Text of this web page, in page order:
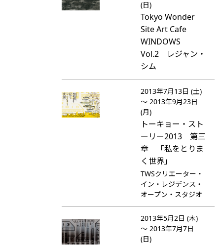
(日)
Tokyo Wonder
Site Art Cafe
WINDOWS
Vol.2 レジャン・
シム
2013年7月13日 (土)
～ 2013年9月23日
(月)
トーキョー・スト
ーリー2013 第三
章 「私をとりま
く世界」
TWSクリエーター・
イン・レジデンス・
オープン・スタジオ
2013年5月2日 (木)
～ 2013年7月7日
(日)